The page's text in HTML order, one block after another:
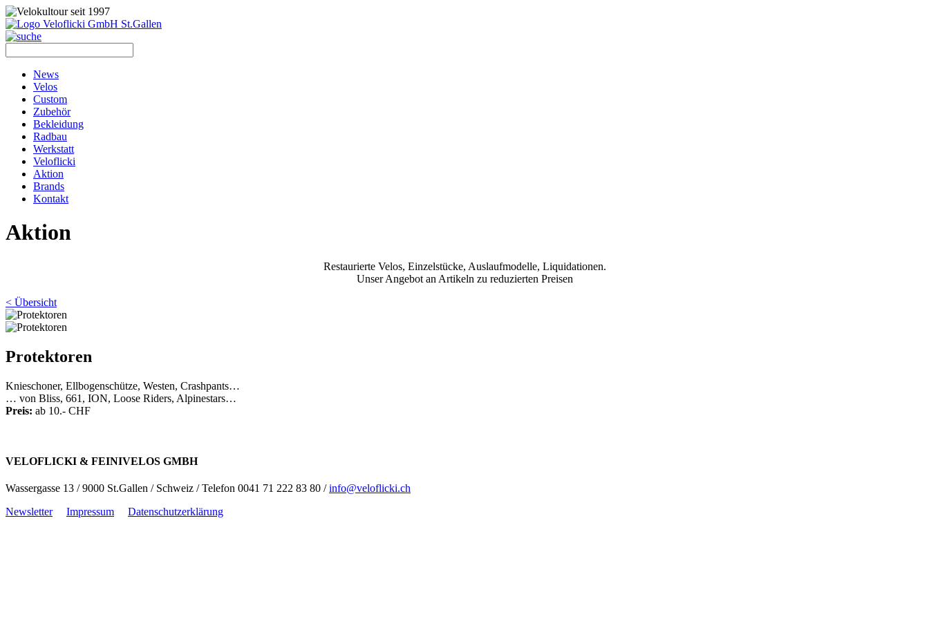
News
Velos
Custom
Zubehör
Bekleidung
Radbau
Werkstatt
Veloflicki
Aktion
Brands
Kontakt
Aktion
Restaurierte Velos, Einzelstücke, Auslaufmodelle, Liquidationen.
Unser Angebot an Artikeln zu reduzierten Preisen
< Übersicht
Protektoren
Knieschoner, Ellbogenschütze, Westen, Crashpants…
… von Bliss, 661, ION, Loose Riders, Alpinestars…
Preis: ab 10.- CHF
VELOFLICKI & FEINIVELOS GMBH
Wassergasse 13 / 9000 St.Gallen / Schweiz / Telefon 0041 71 222 83 80 /info@veloflicki.ch
Newsletter
Impressum Datenschutzerklärung